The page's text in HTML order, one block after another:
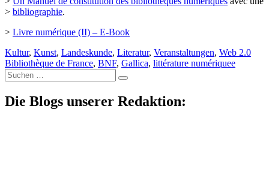
> bibliographie.
> Livre numérique (II) – E-Book
Kultur, Kunst, Landeskunde, Literatur, Veranstaltungen, Web 2.0
Bibliothèque de France, BNF, Gallica, littérature numériquee
Suche
nach:
Die Blogs unserer Redaktion: